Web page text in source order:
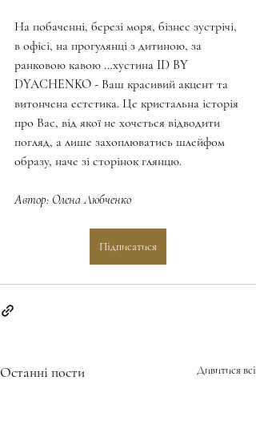
На побаченні, березі моря, бізнес зустрічі,
в офісі, на прогулянці з дитиною, за
ранковою кавою …хустина ID BY
DYACHENKO - Ваш красивий акцент та
витончена естетика. Це кристальна історія
про Вас, від якої не хочеться відводити
погляд, а лише захоплюватись шлейфом
образу, наче зі сторінок глянцю.
Автор: Олена Любченко
Підписатися
Останні пости Дивитися всі